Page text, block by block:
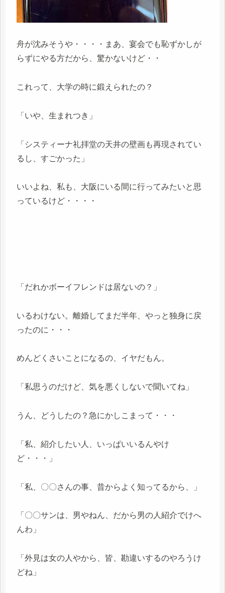
舟が沈みそうや・・・・まあ、宴会でも恥ずかしが
らずにやる方だから、驚かないけど・・
これって、大学の時に鍛えられたの？
「いや、生まれつき」
「システィーナ礼拝堂の天井の壁画も再現されてい
るし、すごかった」
いいよね、私も、大阪にいる間に行ってみたいと思
っているけど・・・・
「だれかボーイフレンドは居ないの？」
いるわけない。離婚してまだ半年、やっと独身に戻
ったのに・・・
めんどくさいことになるの、イヤだもん。
「私思うのだけど、気を悪くしないで聞いてね」
うん、どうしたの？急にかしこまって・・・
「私、紹介したい人、いっぱいいるんやけ
ど・・・」
「私、〇〇さんの事、昔からよく知ってるから、」
「〇〇サンは、男やねん、だから男の人紹介でけへ
んわ」
「外見は女の人やから、皆、勘違いするのやろうけ
どね」